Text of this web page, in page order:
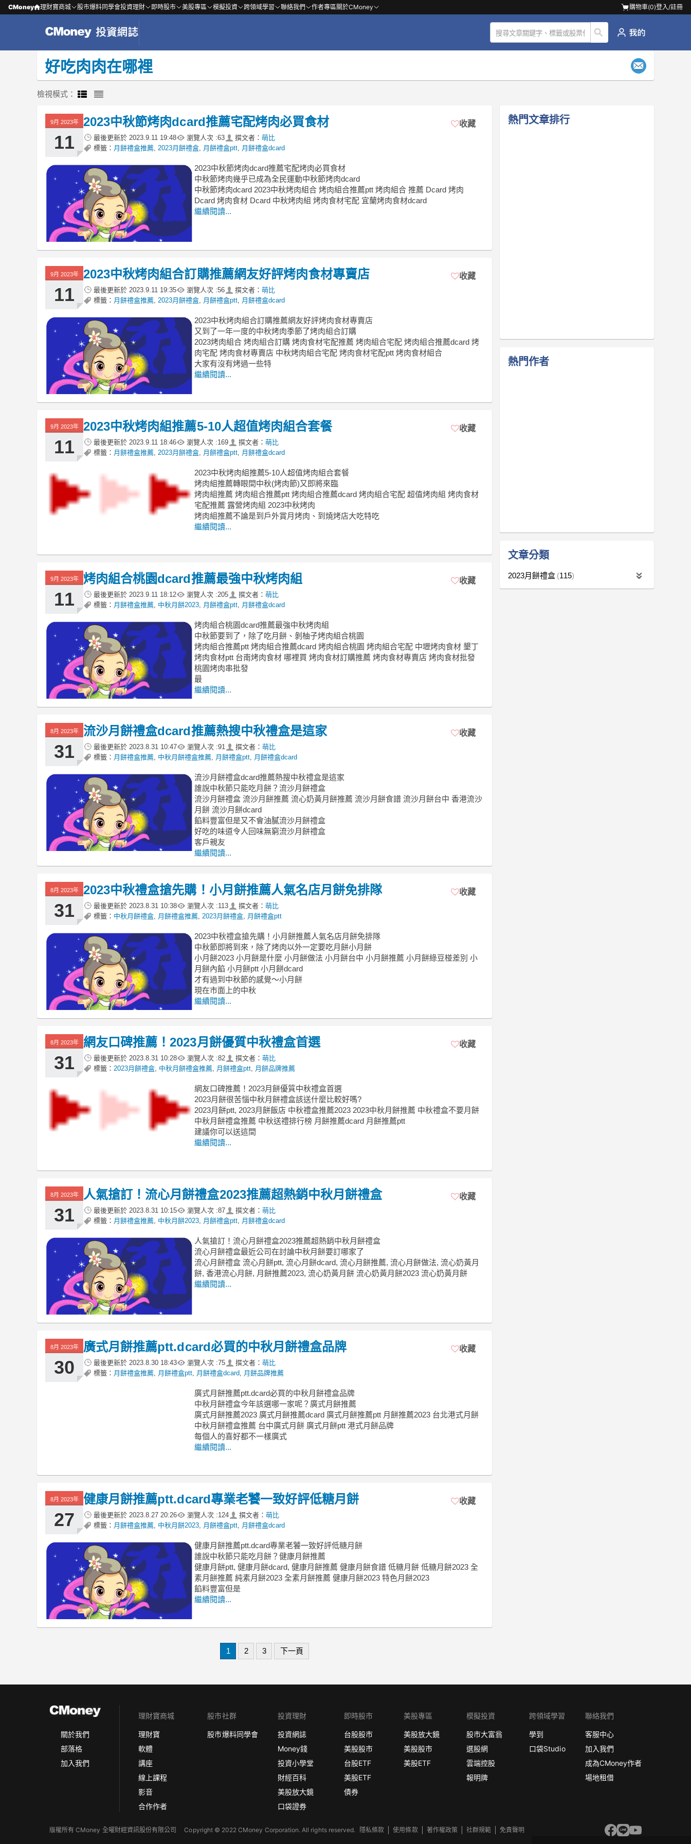
CMoney 理財寶商城 股市爆料同學會投資理財 即時股市 美股專區 模擬投資 跨領域學習 聯絡我們 作者專區關於CMoney 購物車(0)登入/註冊
好吃肉肉在哪裡
檢視模式：
9月 2023年
11
2023中秋節烤肉dcard推薦宅配烤肉必買食材
最後更新於 2023.9.11 19:48 瀏覽人次 :63 撰文者： 萌比
標籤： 月餅禮盒推薦 2023月餅禮盒 月餅禮盒ptt 月餅禮盒dcard
收藏
2023中秋節烤肉dcard推薦宅配烤肉必買食材
中秋節烤肉幾乎已成為全民運動中秋節烤肉dcard
中秋節烤肉dcard 2023中秋烤肉組合 烤肉組合推薦ptt 烤肉組合 推薦 Dcard 烤肉
Dcard 烤肉食材 Dcard 中秋烤肉組 烤肉食材宅配 宜蘭烤肉食材dcard
繼續閱讀...
9月 2023年
11
2023中秋烤肉組合訂購推薦網友好評烤肉食材專賣店
最後更新於 2023.9.11 19:35 瀏覽人次 :56 撰文者： 萌比
標籤： 月餅禮盒推薦 2023月餅禮盒 月餅禮盒ptt 月餅禮盒dcard
收藏
2023中秋烤肉組合訂購推薦網友好評烤肉食材專賣店
又到了一年一度的中秋烤肉季節了烤肉組合訂購
2023烤肉組合 烤肉組合訂購 烤肉食材宅配推薦 烤肉組合宅配 烤肉組合推薦dcard 烤
肉宅配 烤肉食材專賣店 中秋烤肉組合宅配 烤肉食材宅配ptt 烤肉食材組合
大家有沒有烤過一些特
繼續閱讀...
9月 2023年
11
2023中秋烤肉組推薦‎5-10人超值烤肉組合套餐
最後更新於 2023.9.11 18:46 瀏覽人次 :169 撰文者： 萌比
標籤： 月餅禮盒推薦 2023月餅禮盒 月餅禮盒ptt 月餅禮盒dcard
收藏
2023中秋烤肉組推薦‎5-10人超值烤肉組合套餐
烤肉組推薦轉眼間中秋(烤肉節)又即將來臨
烤肉組推薦 烤肉組合推薦ptt 烤肉組合推薦dcard 烤肉組合宅配 超值烤肉組 烤肉食材
宅配推薦 露營烤肉組 2023中秋烤肉
烤肉組推薦不論是到戶外賞月烤肉、到燒烤店大吃特吃
繼續閱讀...
9月 2023年
11
烤肉組合桃園dcard推薦最強中秋烤肉組
最後更新於 2023.9.11 18:12 瀏覽人次 :205 撰文者： 萌比
標籤： 月餅禮盒推薦 中秋月餅2023 月餅禮盒ptt 月餅禮盒dcard
收藏
烤肉組合桃園dcard推薦最強中秋烤肉組
中秋節要到了，除了吃月餅、剝柚子烤肉組合桃園
烤肉組合推薦ptt 烤肉組合推薦dcard 烤肉組合桃園 烤肉組合宅配 中壢烤肉食材 墾丁
烤肉食材ptt 台南烤肉食材 哪裡買 烤肉食材訂購推薦 烤肉食材專賣店 烤肉食材批發
桃園烤肉串批發
最
繼續閱讀...
8月 2023年
31
流沙月餅禮盒dcard推薦熱搜中秋禮盒是這家
最後更新於 2023.8.31 10:47 瀏覽人次 :91 撰文者： 萌比
標籤： 月餅禮盒推薦 中秋月餅禮盒推薦 月餅禮盒ptt 月餅禮盒dcard
收藏
流沙月餅禮盒dcard推薦熱搜中秋禮盒是這家
誰說中秋節只能吃月餅？流沙月餅禮盒
流沙月餅禮盒 流沙月餅推薦 流心奶黃月餅推薦 流沙月餅食譜 流沙月餅台中 香港流沙
月餅 流沙月餅dcard
餡料豐富但是又不會油膩流沙月餅禮盒
好吃的味道令人回味無窮流沙月餅禮盒
客戶親友
繼續閱讀...
8月 2023年
31
2023中秋禮盒搶先購！小月餅推薦人氣名店月餅免排隊
最後更新於 2023.8.31 10:38 瀏覽人次 :113 撰文者： 萌比
標籤： 中秋月餅禮盒 月餅禮盒推薦 2023月餅禮盒 月餅禮盒ptt
收藏
2023中秋禮盒搶先購！小月餅推薦人氣名店月餅免排隊
中秋節即將到來，除了烤肉以外一定要吃月餅小月餅
小月餅2023 小月餅是什麼 小月餅做法 小月餅台中 小月餅推薦 小月餅綠豆椪差別 小
月餅內餡 小月餅ptt 小月餅dcard
才有過到中秋節的感覺～小月餅
現在市面上的中秋
繼續閱讀...
8月 2023年
31
網友口碑推薦！2023月餅優質中秋禮盒首選
最後更新於 2023.8.31 10:28 瀏覽人次 :82 撰文者： 萌比
標籤： 2023月餅禮盒 中秋月餅禮盒推薦 月餅禮盒ptt 月餅品牌推薦
收藏
網友口碑推薦！2023月餅優質中秋禮盒首選
2023月餅很苦惱中秋月餅禮盒該送什麼比較好嗎?
2023月餅ptt, 2023月餅飯店 中秋禮盒推薦2023 2023中秋月餅推薦 中秋禮盒不要月餅
中秋月餅禮盒推薦 中秋送禮排行榜 月餅推薦dcard 月餅推薦ptt
建議你可以送這間
繼續閱讀...
8月 2023年
31
人氣搶訂！流心月餅禮盒2023推薦超熱銷中秋月餅禮盒
最後更新於 2023.8.31 10:15 瀏覽人次 :87 撰文者： 萌比
標籤： 月餅禮盒推薦 中秋月餅2023 月餅禮盒ptt 月餅禮盒dcard
收藏
人氣搶訂！流心月餅禮盒2023推薦超熱銷中秋月餅禮盒
流心月餅禮盒最近公司在討論中秋月餅要訂哪家了
流心月餅禮盒 流心月餅ptt, 流心月餅dcard, 流心月餅推薦, 流心月餅做法, 流心奶黃月
餅, 香港流心月餅, 月餅推薦2023, 流心奶黃月餅 流心奶黃月餅2023 流心奶黃月餅
繼續閱讀...
8月 2023年
30
廣式月餅推薦ptt.dcard必買的中秋月餅禮盒品牌
最後更新於 2023.8.30 18:43 瀏覽人次 :75 撰文者： 萌比
標籤： 月餅禮盒推薦 月餅禮盒ptt 月餅禮盒dcard 月餅品牌推薦
收藏
廣式月餅推薦ptt.dcard必買的中秋月餅禮盒品牌
中秋月餅禮盒今年該選哪一家呢？廣式月餅推薦
廣式月餅推薦2023 廣式月餅推薦dcard 廣式月餅推薦ptt 月餅推薦2023 台北港式月餅
中秋月餅禮盒推薦 台中廣式月餅 廣式月餅ptt 港式月餅品牌
每個人的喜好都不一樣廣式
繼續閱讀...
8月 2023年
27
健康月餅推薦ptt.dcard專業老饕一致好評低糖月餅
最後更新於 2023.8.27 20:26 瀏覽人次 :124 撰文者： 萌比
標籤： 月餅禮盒推薦 中秋月餅2023 月餅禮盒ptt 月餅禮盒dcard
收藏
健康月餅推薦ptt.dcard專業老饕一致好評低糖月餅
誰說中秋節只能吃月餅？健康月餅推薦
健康月餅ptt, 健康月餅dcard, 健康月餅推薦 健康月餅食譜 低糖月餅 低糖月餅2023 全
素月餅推薦 純素月餅2023 全素月餅推薦 健康月餅2023 特色月餅2023
餡料豐富但是
繼續閱讀...
1 2 3 下一頁
熱門文章排行
熱門作者
文章分類
2023月餅禮盒 115
關於我們
部落格
加入我們
理財寶商城
理財寶
軟體
講座
線上課程
影音
合作作者
股市社群
股市爆料同學會
投資理財
投資網誌
Money錢
投資小學堂
財經百科
美股放大鏡
口袋證券
即時股市
台股股市
美股股市
台股ETF
美股ETF
債券
美股專區
美股放大鏡
美股股市
美股ETF
模擬投資
股市大富翁
選股網
雲端控股
報明牌
跨領域學習
學到
口袋Studio
聯絡我們
客服中心
加入我們
成為CMoney作者
場地租借
版權所有 CMoney 全曜財經資訊股份有限公司Copyright © 2022 CMoney Corporation. All rights reserved. 隱私條款 使用條款 著作權政策 社群規範 免責聲明